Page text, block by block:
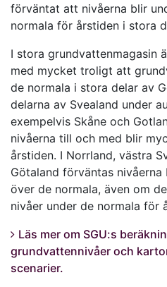
förväntat att nivåerna blir
normala för årstiden i stora
I stora grundvattenmagasin
med mycket troligt att
de normala i stora delar av
delarna av Svealand under
exempelvis Skåne och
nivåerna till och med blir
årstiden. I Norrland, västra
Götaland förväntas
över de normala, även om
nivåer under de normala för
Läs mer om SGU:s
grundvattennivåer och
scenarier.